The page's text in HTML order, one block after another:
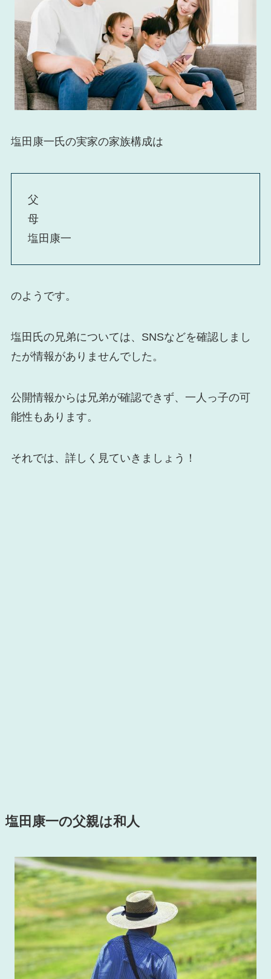
塩田康一氏の実家の家族構成は
父
母
塩田康一
のようです。
塩田氏の兄弟については、SNSなどを確認しまし
たが情報がありませんでした。
公開情報からは兄弟が確認できず、一人っ子の可
能性もあります。
それでは、詳しく見ていきましょう！
塩田康一の父親は和人